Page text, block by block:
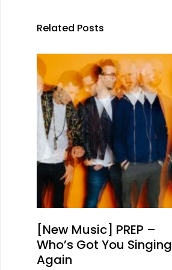
Related Posts
[New Music] PREP –
Who’s Got You Singing
Again